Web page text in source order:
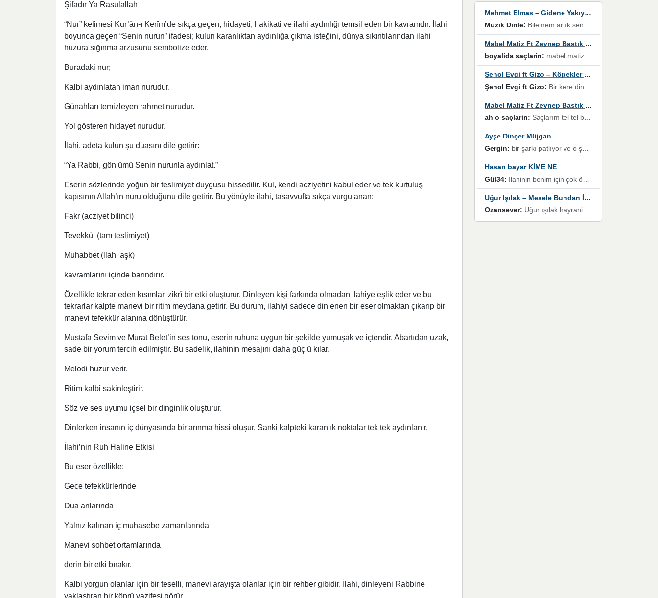
Şifadır Ya Rasulallah
“Nur” kelimesi Kur’ân-ı Kerîm’de sıkça geçen, hidayeti, hakikati ve ilahi aydınlığı temsil eden bir kavramdır. İlahi
boyunca geçen “Senin nurun” ifadesi; kulun karanlıktan aydınlığa çıkma isteğini, dünya sıkıntılarından ilahi
huzura sığınma arzusunu sembolize eder.
Buradaki nur;
Kalbi aydınlatan iman nurudur.
Günahları temizleyen rahmet nurudur.
Yol gösteren hidayet nurudur.
İlahi, adeta kulun şu duasını dile getirir:
“Ya Rabbi, gönlümü Senin nurunla aydınlat.”
Eserin sözlerinde yoğun bir teslimiyet duygusu hissedilir. Kul, kendi acziyetini kabul eder ve tek kurtuluş
kapısının Allah’ın nuru olduğunu dile getirir. Bu yönüyle ilahi, tasavvufta sıkça vurgulanan:
Fakr (acziyet bilinci)
Tevekkül (tam teslimiyet)
Muhabbet (ilahi aşk)
kavramlarını içinde barındırır.
Özellikle tekrar eden kısımlar, zikrî bir etki oluşturur. Dinleyen kişi farkında olmadan ilahiye eşlik eder ve bu
tekrarlar kalpte manevi bir ritim meydana getirir. Bu durum, ilahiyi sadece dinlenen bir eser olmaktan çıkarıp bir
manevi tefekkür alanına dönüştürür.
Mustafa Sevim ve Murat Belet’in ses tonu, eserin ruhuna uygun bir şekilde yumuşak ve içtendir. Abartıdan uzak,
sade bir yorum tercih edilmiştir. Bu sadelik, ilahinin mesajını daha güçlü kılar.
Melodi huzur verir.
Ritim kalbi sakinleştirir.
Söz ve ses uyumu içsel bir dinginlik oluşturur.
Dinlerken insanın iç dünyasında bir arınma hissi oluşur. Sanki kalpteki karanlık noktalar tek tek aydınlanır.
İlahi’nin Ruh Haline Etkisi
Bu eser özellikle:
Gece tefekkürlerinde
Dua anlarında
Yalnız kalınan iç muhasebe zamanlarında
Manevi sohbet ortamlarında
derin bir etki bırakır.
Kalbi yorgun olanlar için bir teselli, manevi arayışta olanlar için bir rehber gibidir. İlahi, dinleyeni Rabbine
yaklaştıran bir köprü vazifesi görür.
Mehmet Elmas – Gidene Yakıyorum
Müzik Dinle: Bilemem artık senden bir şans daha / Düştüğün zaman ben olmayacağım yanında” dizeleri, artık geçmişin tekrarına izin verilmeyeceğini, kişisel sınırların çizildiğini gösteriyor.
Mabel Matiz Ft Zeynep Bastık – Saçların
boyalida saçlarin: mabel matiz'in maya albümünde yer alan güzellerden. parça da şarkı hani! müzikal altyapısına vurulduğum, sözlerinde kaybolduğum bir parça olmuş.
Şenol Evgi ft Gizo – Köpekler Tanımadıklarına havlar
Şenol Evgi ft Gizo: Bir kere dinlememe rağmen kulaklardan gitmiyor sen sen sen sen kurban ol sen sen sen sen hayran ol yükses ses müzik dinleme sebebisiniz canlar bomba gibi patladınız maşallah
Mabel Matiz Ft Zeynep Bastık – Saçların
ah o saçlarin: Saçlarım tel tel beyazlıyor beyazlagına degil yanımda sen yoksun ona üzülüyorum günler bir bir geçiyor geçen günlere değil sensiz geçen günlere darılıyorum,Dinledikce asla kavusamayacagim ama asla unutamicagim sevdiğim adam için yanar içim
Ayşe Dinçer Müjgan
Gergin: bir şarkı patlıyor ve o şarkıyı millet her paylaşımın altına koyuyor ve öyle bir durum hal alıyor ki şarkıyı dinlemeden şarkıdan bikıyorsun Ama bu enteresan bir şekilde dillere dolanıyor millet olarak seviyoruz dertlerle boğuşurken bir yandan da göbek atmayi))) diyeceklerim bu kadar güzel hoş bir sayfa emeğinize sağlık arkadaşlar kolay gelsin
Hasan bayar KİME NE
Gül34: Ilahinin benim için çok özel bir yeri var İlk çıktığında komşum ne kadar yüksek sesle dinliyorsa orada duymuştum ve YouTube'dan aratıp Bu ilahiyi bulmuştum ve sonra müdavimi oldum günlük Ben de 3-5 kere dinleyip ezberleyip artık ilahiye bende eşlik ediyorum yüksek sesle Allah razı olsun hizmet nimettir Rabbim sizin zahmetlerinize de hayırlı nimetler versin Selam ve dua ile Allah'a emanet olun
Uğur Işılak – Mesele Bundan İbaret
Ozansever: Uğur ışılak hayrani olarak eski yeni tüm eserlerini keyifle huzurla dinleyenlerden birisiyim, emeğine saygı duyan gönül veren bunu en güzel şekilde sevenlerine ulaştıran siz değerli sayfa yöneticilerine de teşekkür ederim